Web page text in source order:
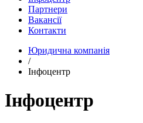
Партнери
Вакансії
Контакти
Юридична компанія
/
Інфоцентр
Інфоцентр